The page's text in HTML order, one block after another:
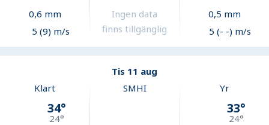
0,6 mm
5 (9) m/s
Ingen data
finns tillgänglig
0,5 mm
5 (- -) m/s
Tis 11 aug
Klart
34°
24°
SMHI Yr
33°
24°